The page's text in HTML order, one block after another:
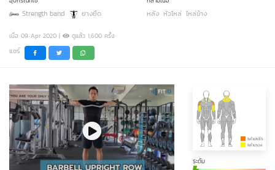
Strength band ยางยืด หลัง หัวไหล่ ไหล่ข้าง
เมื่อ 09 Apr 2020 | ดูแล้ว 1,600 ครั้ง
แชร์
ระดับ